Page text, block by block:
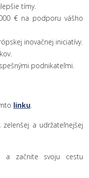
tímy.
€ na podporu vášho
inovačnej iniciatívy.
podnikateľmi.
linku.
a udržateľnejšej
a začnite svoju cestu